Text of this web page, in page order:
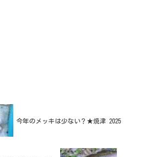
今年のメッキは少ない？★焼津 2025